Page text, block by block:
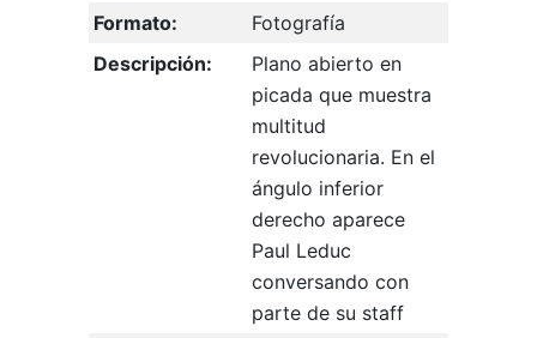
Formato:
Fotografía
Descripción:
Plano abierto en
picada que muestra
multitud
revolucionaria. En el
ángulo inferior
derecho aparece
Paul Leduc
conversando con
parte de su staff